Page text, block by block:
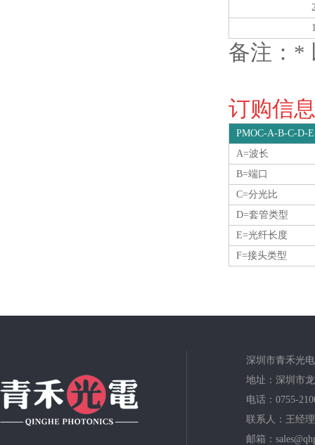
备注：*
订购信
PMOC-A-B-C-D-
A=波长
B=端口
C=分光比
D=套管类型
E=光纤长度
F=接头类型
深圳市青禾光
地址：深圳市
电话：0755-
联系人：王经理
邮箱：